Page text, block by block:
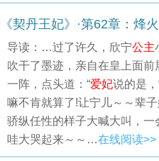
《契丹王妃》·第62章：烽
导读：…过了许久，欣宁公主
吹干了墨迹，亲自在皇上面前
一阵，点头道：“爱妃说的是
嘛不肯就算了!让宁儿～～辈
骄纵任性的样子大喊大叫，
哇大哭起来～～…在线阅读>>